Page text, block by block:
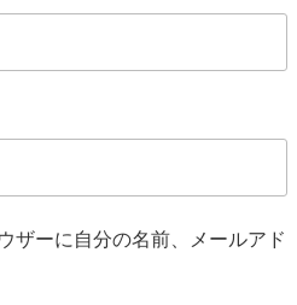
ザーに自分の名前、メールアド